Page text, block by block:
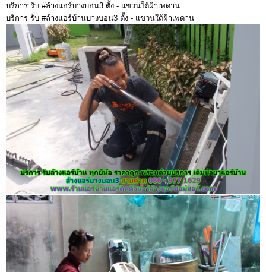
บริการ รับ #ล้างแอร์บางบอน3 ตั้ง - แขวนใต้ฝ้าเพดาน
บริการ รับ #ล้างแอร์บ้านบางบอน3 ตั้ง - แขวนใต้ฝ้าเพดาน